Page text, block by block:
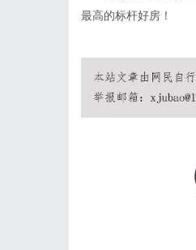
最高的标杆好房！